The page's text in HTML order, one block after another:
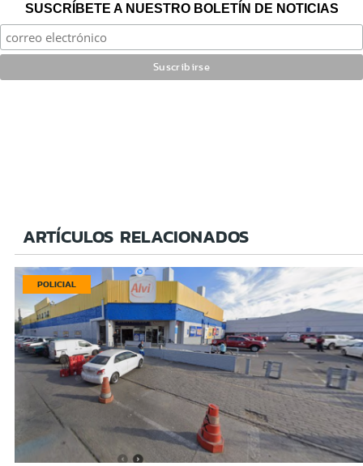
SUSCRÍBETE A NUESTRO BOLETÍN DE NOTICIAS
ARTÍCULOS RELACIONADOS
POLICIAL